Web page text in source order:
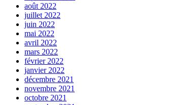
août 2022
juillet 2022
juin 2022
mai 2022
avril 2022
mars 2022
février 2022
janvier 2022
décembre 2021
novembre 2021
octobre 2021